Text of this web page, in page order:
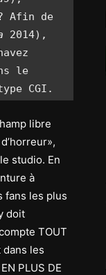
Afin de
2014),
le
CGI.
libre
studio. En
à
fans les plus
doit
TOUT
dans les
PLUS DE